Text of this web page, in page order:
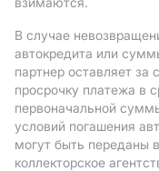
В случае
автокредита или
партнер оставляет за
просрочку платежа в
первоначальной
условий погашения
могут быть переданы
коллекторское